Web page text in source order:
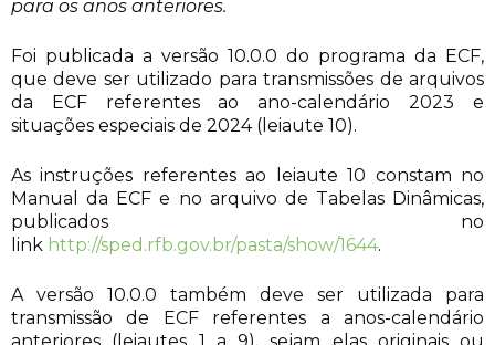
para os anos anteriores.
Foi publicada a versão 10.0.0 do programa da ECF,
que deve ser utilizado para transmissões de arquivos
da ECF referentes ao ano-calendário 2023 e
situações especiais de 2024 (leiaute 10).
As instruções referentes ao leiaute 10 constam no
Manual da ECF e no arquivo de Tabelas Dinâmicas,
publicados no
link http://sped.rfb.gov.br/pasta/show/1644.
A versão 10.0.0 também deve ser utilizada para
transmissão de ECF referentes a anos-calendário